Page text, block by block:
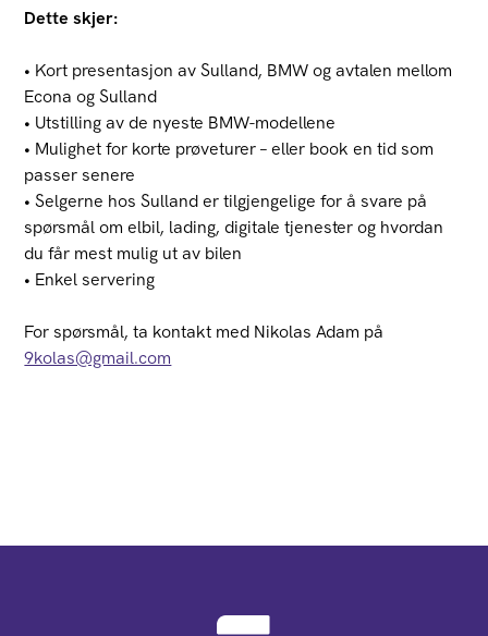
Dette skjer:
• Kort presentasjon av Sulland, BMW og avtalen mellom
Econa og Sulland
• Utstilling av de nyeste BMW-modellene
• Mulighet for korte prøveturer – eller book en tid som
passer senere
• Selgerne hos Sulland er tilgjengelige for å svare på
spørsmål om elbil, lading, digitale tjenester og hvordan
du får mest mulig ut av bilen
• Enkel servering
For spørsmål, ta kontakt med Nikolas Adam på
9kolas@gmail.com